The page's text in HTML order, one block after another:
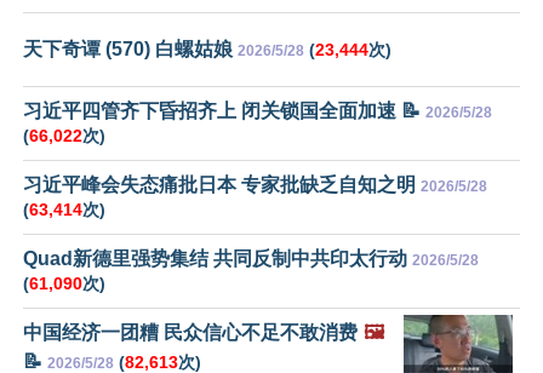
天下奇谭 (570) 白螺姑娘 2026/5/28 (23,444次)
习近平四管齐下昏招齐上 闭关锁国全面加速 📝 2026/5/28
(66,022次)
习近平峰会失态痛批日本 专家批缺乏自知之明 2026/5/28
(63,414次)
Quad新德里强势集结 共同反制中共印太行动 2026/5/28
(61,090次)
中国经济一团糟 民众信心不足不敢消费 🖼️
📝 2026/5/28 (82,613次)